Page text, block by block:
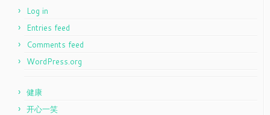
Log in
Entries feed
Comments feed
WordPress.org
健康
开心一笑